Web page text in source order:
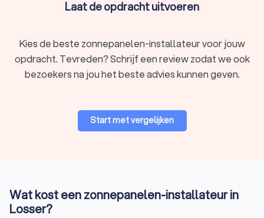
zijn erg efficiënt, met een rendement tussen 14% en 18%. Dit
soort zonnepaneel is wat duurder, maar levert op lange
termijn veel energie op.
Polykristallijne zonnepanelen
Polykristallijne zonnepanelen hebben kristallen van
budget hebt.
Laat de opdracht uitvoeren
Kies de beste zonnepanelen-installateur voor jouw
opdracht. Tevreden? Schrijf een review zodat we ook
bezoekers na jou het beste advies kunnen geven.
Start met vergelijken
Wat kost een zonnepanelen-installateur in
Losser?